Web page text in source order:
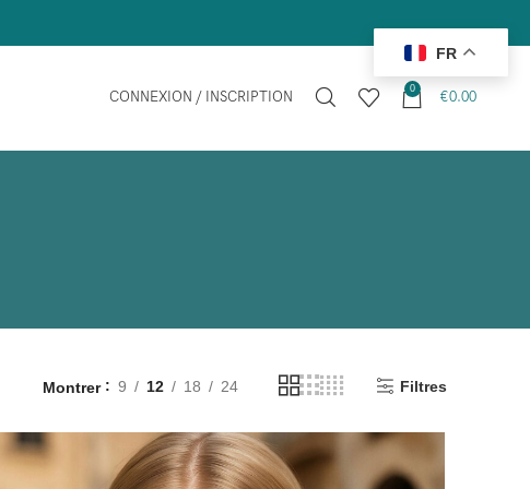
CONNEXION / INSCRIPTION 0 €0.00
Montrer 9 12 18 24 Filtres
FR